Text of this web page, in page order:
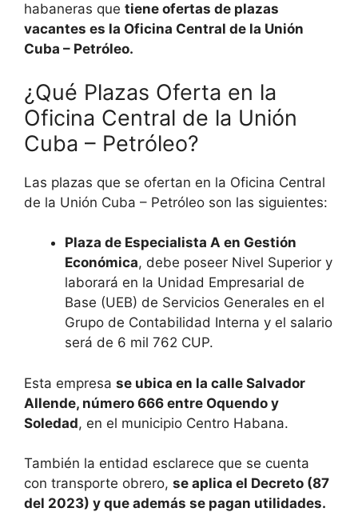
habaneras que tiene ofertas de plazas
vacantes es la Oficina Central de la Unión
Cuba – Petróleo.
¿Qué Plazas Oferta en la
Oficina Central de la Unión
Cuba – Petróleo?
Las plazas que se ofertan en la Oficina Central
de la Unión Cuba – Petróleo son las siguientes:
Plaza de Especialista A en Gestión
Económica, debe poseer Nivel Superior y
laborará en la Unidad Empresarial de
Base (UEB) de Servicios Generales en el
Grupo de Contabilidad Interna y el salario
será de 6 mil 762 CUP.
Esta empresa se ubica en la calle Salvador
Allende, número 666 entre Oquendo y
Soledad, en el municipio Centro Habana.
También la entidad esclarece que se cuenta
con transporte obrero, se aplica el Decreto (87
del 2023) y que además se pagan utilidades.